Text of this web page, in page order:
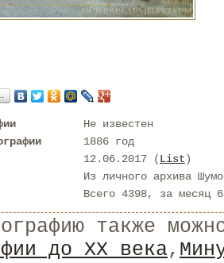
Не известен
1886 год
12.06.2017 (List)
Из личного архива
Всего 4398, за месяц
также
до XX века,